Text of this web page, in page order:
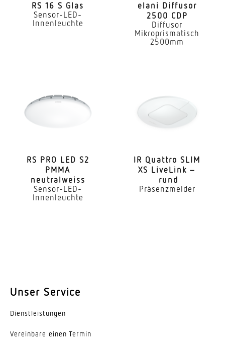
RS 16 S Glas
Sensor-LED-
Innenleuchte
elani Diffusor
2500 CDP
Diffusor
Mikroprismatisch
2500mm
RS PRO LED S2
PMMA
neutralweiss
Sensor-LED-
Innenleuchte
IR Quattro SLIM
XS LiveLink –
rund
Präsenzmelder
Unser Service
Dienst­leis­tungen
Vereinbare einen Termin